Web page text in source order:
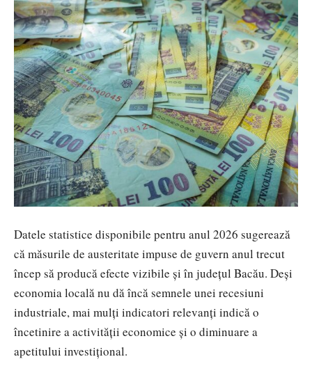
Datele statistice disponibile pentru anul 2026 sugerează
că măsurile de austeritate impuse de guvern anul trecut
încep să producă efecte vizibile și în județul Bacău. Deși
economia locală nu dă încă semnele unei recesiuni
industriale, mai mulți indicatori relevanți indică o
încetinire a activității economice și o diminuare a
apetitului investițional.